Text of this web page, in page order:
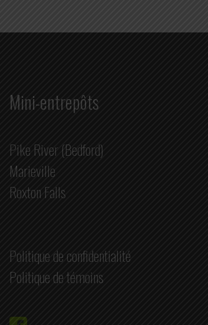
Mini-entrepôts
Pike River (Bedford)
Marieville
Roxton Falls
Politique de confidentialité
Politique de témoins